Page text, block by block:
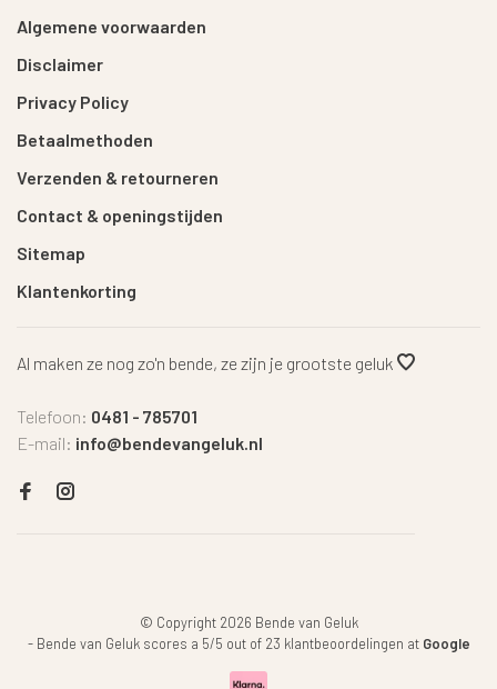
Algemene voorwaarden
Disclaimer
Privacy Policy
Betaalmethoden
Verzenden & retourneren
Contact & openingstijden
Sitemap
Klantenkorting
Al maken ze nog zo'n bende, ze zijn je grootste geluk
Telefoon: 0481 - 785701
E-mail: info@bendevangeluk.nl
© Copyright 2026 Bende van Geluk
- Bende van Geluk scores a 5/5 out of 23 klantbeoordelingen at Google